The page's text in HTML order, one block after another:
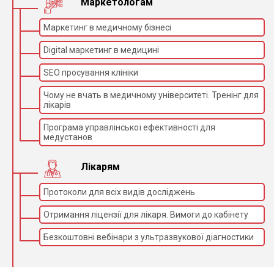
Маркетинг в медичному бізнесі
Digital маркетинг в медицині
SEO просування клініки
Чому не вчать в медичному університеті. Тренінг для
лікарів
Програма управлінської ефективності для
медустанов
Лікарям
Протоколи для всіх видів досліджень
Отримання ліцензії для лікаря. Вимоги до кабінету
Безкоштовні вебінари з ультразвукової діагностики